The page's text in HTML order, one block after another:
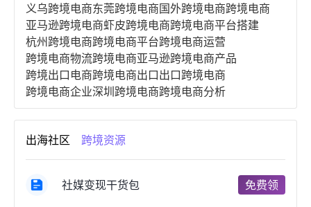
义乌跨境电商东莞跨境电商国外跨境电商跨境电商
亚马逊跨境电商虾皮跨境电商跨境电商平台搭建
杭州跨境电商跨境电商平台跨境电商运营
跨境电商物流跨境电商亚马逊跨境电商产品
跨境出口电商跨境电商出口出口跨境电商
跨境电商企业深圳跨境电商跨境电商分析
进口跨境电商跨境电商服务广州跨境电商
跨境电商市场跨境电商创业跨境电商注册
跨境电商开店跨境电商营销
跨境电商商品个人跨境电商跨境电商案例
郑州跨境电商跨境电商趋势
出海社区 跨境资源
社媒变现干货包 免费领